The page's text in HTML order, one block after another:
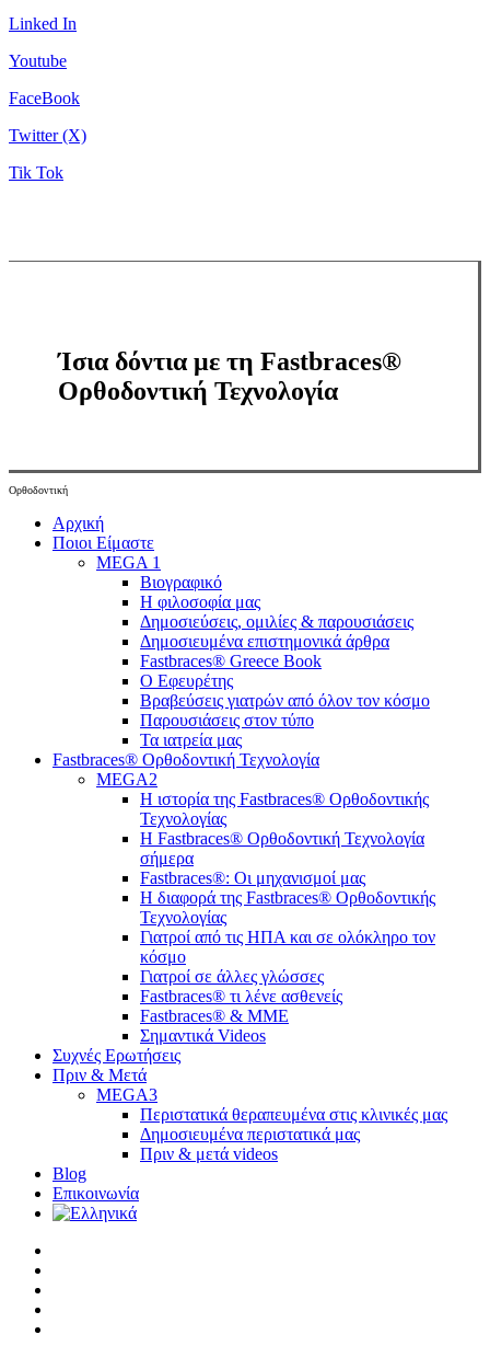
Linked In
Youtube
FaceBook
Twitter (X)
Tik Tok
Ίσια δόντια με τη Fastbraces®
Ορθοδοντική Τεχνολογία
Ορθοδοντική
Close
Menu
Αρχική
Ποιοι Είμαστε
MEGA 1
Βιογραφικό
Η φιλοσοφία μας
Δημοσιεύσεις, ομιλίες & παρουσιάσεις
Δημοσιευμένα επιστημονικά άρθρα
Fastbraces® Greece Book
Ο Εφευρέτης
Bραβεύσεις γιατρών από όλον τον κόσμο
Παρουσιάσεις στον τύπο
Τα ιατρεία μας
Fastbraces® Ορθοδοντική Τεχνολογία
MEGA2
Η ιστορία της Fastbraces® Ορθοδοντικής
Τεχνολογίας
H Fastbraces® Ορθοδοντική Τεχνολογία
σήμερα
Fastbraces®: Οι μηχανισμοί μας
Η διαφορά της Fastbraces® Ορθοδοντικής
Τεχνολογίας
Γιατροί από τις ΗΠΑ και σε ολόκληρο τον
κόσμο
Γιατροί σε άλλες γλώσσες
Fastbraces® τι λένε ασθενείς
Fastbraces® & ΜΜΕ
Σημαντικά Videos
Συχνές Ερωτήσεις
Πριν & Μετά
MEGA3
Περιστατικά θεραπευμένα στις κλινικές μας
Δημοσιευμένα περιστατικά μας
Πριν & μετά videos
Blog
Επικοινωνία